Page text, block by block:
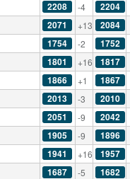
2208 -4 2204
2071 +13 2084
1754 -2 1752
1801 +16 1817
1866 +1 1867
2013 -3 2010
2051 -9 2042
1905 -9 1896
1941 +16 1957
1687 -5 1682